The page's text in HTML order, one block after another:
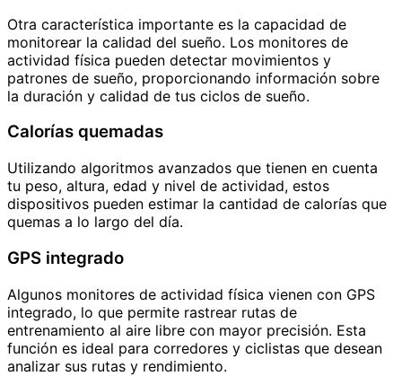
Otra característica importante es la capacidad de
monitorear la calidad del sueño. Los monitores de
actividad física pueden detectar movimientos y
patrones de sueño, proporcionando información sobre
la duración y calidad de tus ciclos de sueño.
Calorías quemadas
Utilizando algoritmos avanzados que tienen en cuenta
tu peso, altura, edad y nivel de actividad, estos
dispositivos pueden estimar la cantidad de calorías que
quemas a lo largo del día.
GPS integrado
Algunos monitores de actividad física vienen con GPS
integrado, lo que permite rastrear rutas de
entrenamiento al aire libre con mayor precisión. Esta
función es ideal para corredores y ciclistas que desean
analizar sus rutas y rendimiento.